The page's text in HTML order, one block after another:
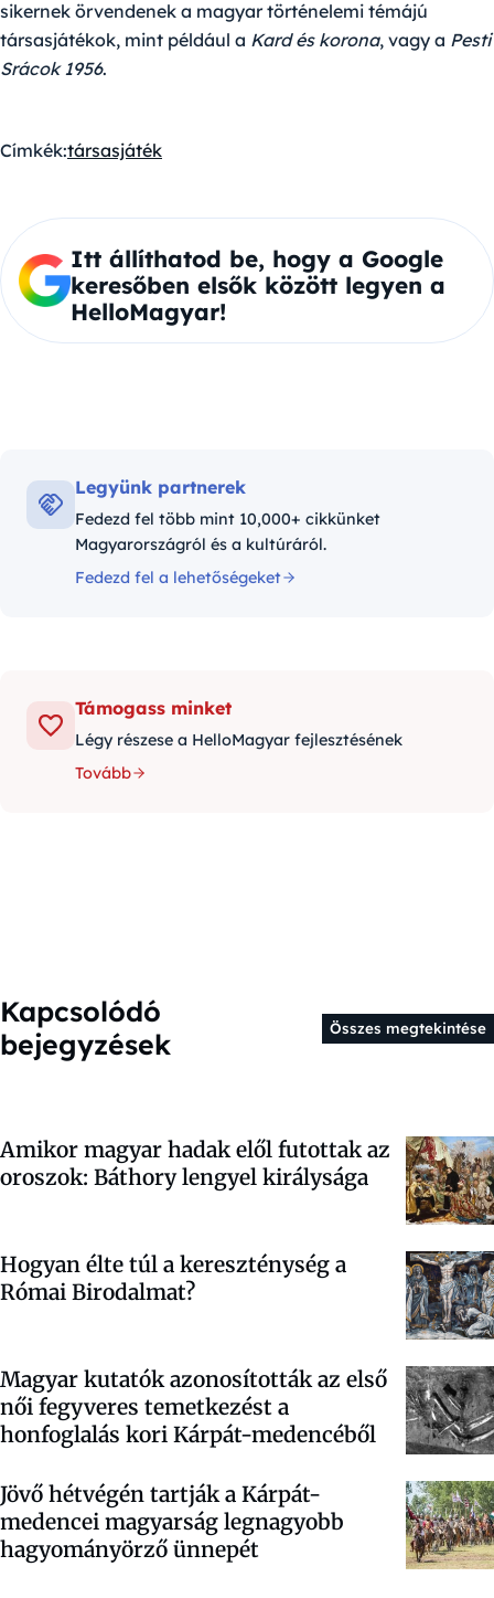
sikernek örvendenek a magyar történelemi témájú
társasjátékok, mint például a Kard és korona, vagy a Pesti
Srácok 1956.
Címkék:társasjáték
Itt állíthatod be, hogy a Google
keresőben elsők között legyen a
HelloMagyar!
Legyünk partnerek
Fedezd fel több mint 10,000+ cikkünket
Magyarországról és a kultúráról.
Fedezd fel a lehetőségeket
Támogass minket
Légy részese a HelloMagyar fejlesztésének
Tovább
Kapcsolódó
bejegyzések
Összes megtekintése
Amikor magyar hadak elől futottak az
oroszok: Báthory lengyel királysága
Hogyan élte túl a kereszténység a
Római Birodalmat?
Magyar kutatók azonosították az első
női fegyveres temetkezést a
honfoglalás kori Kárpát-medencéből
Jövő hétvégén tartják a Kárpát-
medencei magyarság legnagyobb
hagyományörző ünnepét